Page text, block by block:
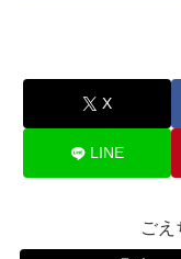
X
LINE
ごえ